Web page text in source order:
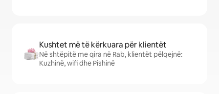
Kushtet më të kërkuara për klientët
Në shtëpitë me qira në Rab, klientët pëlqejnë:
Kuzhinë, wifi dhe Pishinë